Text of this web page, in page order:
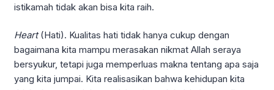
istikamah tidak akan bisa kita raih.
Heart(Hati). Kualitas hati tidak hanya cukup dengan
bagaimana kita mampu merasakan nikmat Allah seraya
bersyukur, tetapi juga memperluas makna tentang apa saja
yang kita jumpai. Kita realisasikan bahwa kehidupan kita